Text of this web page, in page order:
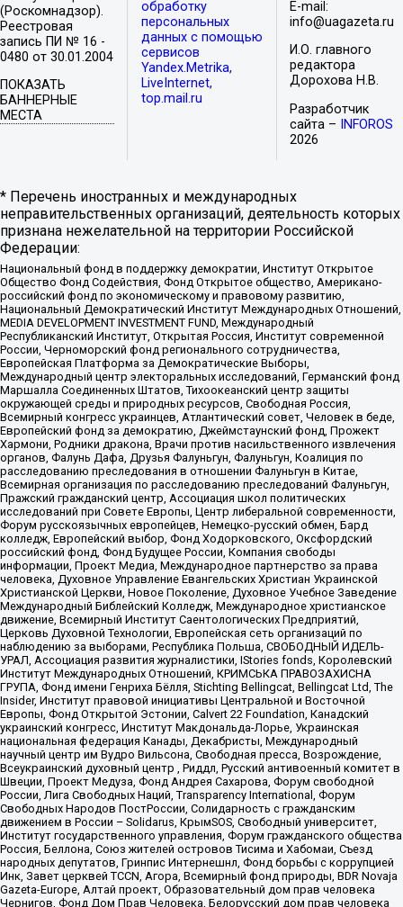
(Роскомнадзор).
Реестровая
запись ПИ № 16 -
0480 от 30.01.2004
ПОКАЗАТЬ
БАННЕРНЫЕ
МЕСТА
обработку
персональных
данных с помощью
сервисов
Yandex.Metrika,
LiveInternet,
top.mail.ru
E-mail:
info@uagazeta.ru
И.О. главного
редактора
Дорохова Н.В.
Разработчик
сайта –
INFOROS
2026
* Перечень иностранных и международных
неправительственных организаций, деятельность которых
признана нежелательной на территории Российской
Федерации:
Национальный фонд в поддержку демократии, Институт Открытое
Общество Фонд Содействия, Фонд Открытое общество, Американо-
российский фонд по экономическому и правовому развитию,
Национальный Демократический Институт Международных Отношений,
MEDIA DEVELOPMENT INVESTMENT FUND, Международный
Республиканский Институт, Открытая Россия, Институт современной
России, Черноморский фонд регионального сотрудничества,
Европейская Платформа за Демократические Выборы,
Международный центр электоральных исследований, Германский фонд
Маршалла Соединенных Штатов, Тихоокеанский центр защиты
окружающей среды и природных ресурсов, Свободная Россия,
Всемирный конгресс украинцев, Атлантический совет, Человек в беде,
Европейский фонд за демократию, Джеймстаунский фонд, Прожект
Хармони, Родники дракона, Врачи против насильственного извлечения
органов, Фалунь Дафа, Друзья Фалуньгун, Фалуньгун, Коалиция по
расследованию преследования в отношении Фалуньгун в Китае,
Всемирная организация по расследованию преследований Фалуньгун,
Пражский гражданский центр, Ассоциация школ политических
исследований при Совете Европы, Центр либеральной современности,
Форум русскоязычных европейцев, Немецко-русский обмен, Бард
колледж, Европейский выбор, Фонд Ходорковского, Оксфордский
российский фонд, Фонд Будущее России, Компания свободы
информации, Проект Медиа, Международное партнерство за права
человека, Духовное Управление Евангельских Христиан Украинской
Христианской Церкви, Новое Поколение, Духовное Учебное Заведение
Международный Библейский Колледж, Международное христианское
движение, Всемирный Институт Саентологических Предприятий,
Церковь Духовной Технологии, Европейская сеть организаций по
наблюдению за выборами, Республика Польша, СВОБОДНЫЙ ИДЕЛЬ-
УРАЛ, Ассоциация развития журналистики, IStories fonds, Королевский
Институт Международных Отношений, КРИМСЬКА ПРАВОЗАХИСНА
ГРУПА, Фонд имени Генриха Бёлля, Stichting Bellingcat, Bellingcat Ltd, The
Insider, Институт правовой инициативы Центральной и Восточной
Европы, Фонд Открытой Эстонии, Calvert 22 Foundation, Канадский
украинский конгресс, Институт Макдональда-Лорье, Украинская
национальная федерация Канады, Декабристы, Международный
научный центр им Вудро Вильсона, Свободная пресса, Возрождение,
Всеукраинский духовный центр , Риддл, Русский антивоенный комитет в
Швеции, Проект Медуза, Фонд Андрея Сахарова, Форум свободной
России, Лига Свободных Наций, Transparеncy International, Форум
Свободных Народов ПостРоссии, Солидарность с гражданским
движением в России – Solidarus, КрымSOS, Свободный университет,
Институт государственного управления, Форум гражданского общества
Россия, Беллона, Союз жителей островов Тисима и Хабомаи, Съезд
народных депутатов, Гринпис Интернешнл, Фонд борьбы с коррупцией
Инк, Завет церквей TCCN, Агора, Всемирный фонд природы, BDR Novaja
Gazeta-Europe, Алтай проект, Образовательный дом прав человека
Чернигов, Фонд Дом Прав Человека, Белорусский дом прав человека